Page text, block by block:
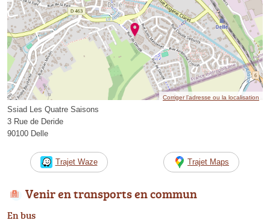
Corriger l’adresse ou la localisation
Ssiad Les Quatre Saisons
3 Rue de Deride
90100 Delle
Trajet Waze Trajet Maps
Venir en transports en commun
En bus